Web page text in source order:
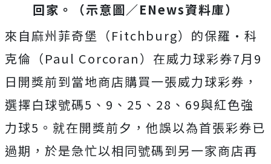
回家。（示意圖／ENews資料庫）
來自麻州菲奇堡（Fitchburg）的保羅·科
克倫（Paul Corcoran）在威力球彩券7月9
日開獎前到當地商店購買一張威力球彩券，
選擇白球號碼5、9、25、28、69與紅色強
力球5。就在開獎前夕，他誤以為首張彩券已
過期，於是急忙以相同號碼到另一家商店再